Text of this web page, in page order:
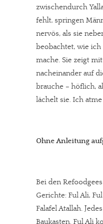
zwischendurch
fehlt, springen
nervös, als sie
beobachtet, wie
mache. Sie zeigt
nacheinander auf
brauche – höflich,
lächelt sie. Ich atme
Ohne Anleitung
Bei den
Gerichte: Ful Ali,
Falafel Atallah.
Baukasten. Ful Ali